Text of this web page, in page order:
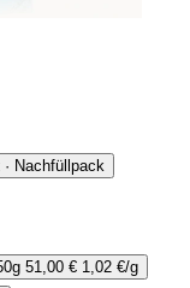
· Nachfüllpack
51,00 € 1,02 €/g